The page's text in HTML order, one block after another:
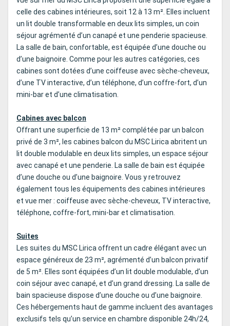
celle des cabines intérieures, soit 12 à 13 m². Elles incluent
un lit double transformable en deux lits simples, un coin
séjour agrémenté d’un canapé et une penderie spacieuse.
La salle de bain, confortable, est équipée d’une douche ou
d’une baignoire. Comme pour les autres catégories, ces
cabines sont dotées d’une coiffeuse avec sèche-cheveux,
d’une TV interactive, d’un téléphone, d’un coffre-fort, d’un
mini-bar et d’une climatisation.
Cabines avec balcon
Offrant une superficie de 13 m² complétée par un balcon
privé de 3 m², les cabines balcon du MSC Lirica abritent un
lit double modulable en deux lits simples, un espace séjour
avec canapé et une penderie. La salle de bain est équipée
d’une douche ou d’une baignoire. Vous y retrouvez
également tous les équipements des cabines intérieures
et vue mer : coiffeuse avec sèche-cheveux, TV interactive,
téléphone, coffre-fort, mini-bar et climatisation.
Suites
Les suites du MSC Lirica offrent un cadre élégant avec un
espace généreux de 23 m², agrémenté d’un balcon privatif
de 5 m². Elles sont équipées d’un lit double modulable, d’un
coin séjour avec canapé, et d’un grand dressing. La salle de
bain spacieuse dispose d’une douche ou d’une baignoire.
Ces hébergements haut de gamme incluent des avantages
exclusifs tels qu’un service en chambre disponible 24h/24,